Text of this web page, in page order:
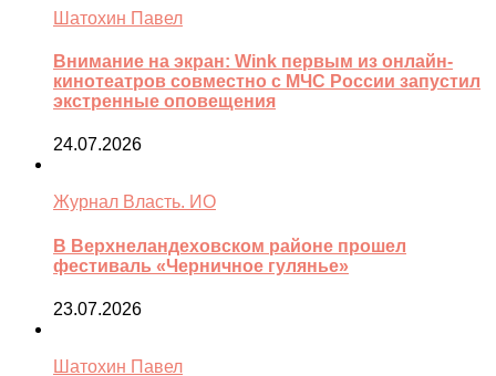
Шатохин Павел
Внимание на экран: Wink первым из онлайн-
кинотеатров совместно с МЧС России запустил
экстренные оповещения
24.07.2026
Журнал Власть. ИО
В Верхнеландеховском районе прошел
фестиваль «Черничное гулянье»
23.07.2026
Шатохин Павел